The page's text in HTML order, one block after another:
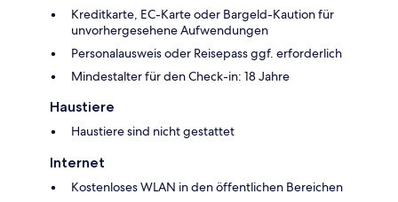
Kreditkarte, EC-Karte oder Bargeld-Kaution für
unvorhergesehene Aufwendungen
Personalausweis oder Reisepass ggf. erforderlich
Mindestalter für den Check-in: 18 Jahre
Haustiere
Haustiere sind nicht gestattet
Internet
Kostenloses WLAN in den öffentlichen Bereichen